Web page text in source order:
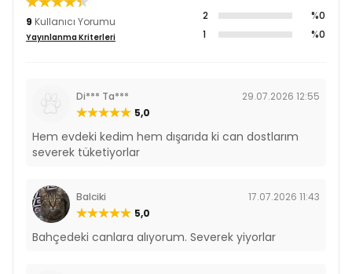
9 Kullanıcı Yorumu
Yayınlanma Kriterleri
2
%0
1
%0
Di*** Ta***
29.07.2026 12:55
5,0
Hem evdeki kedim hem dışarıda ki can dostlarım
severek tüketiyorlar
Balciki
17.07.2026 11:43
5,0
Bahçedeki canlara alıyorum. Severek yiyorlar